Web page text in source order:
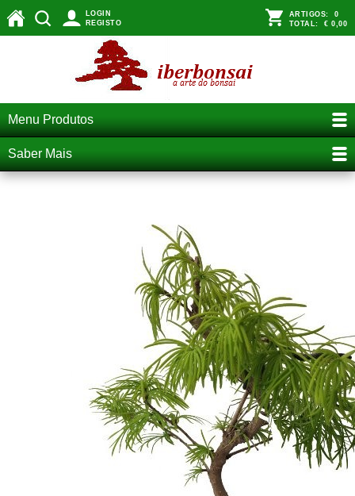
LOGIN
REGISTO
ARTIGOS: 0
TOTAL: € 0,00
Menu Produtos
Saber Mais